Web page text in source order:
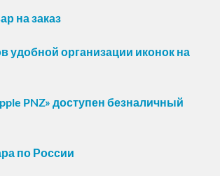
на заказ
удобной организации иконок на
PNZ» доступен безналичный
по России